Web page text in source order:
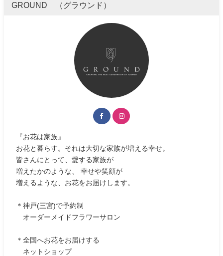
GROUND （グラウンド）
『お花は家族』
お花と暮らす。それは大切な家族が増える幸せ。
皆さんにとって、愛する家族が
増えたかのような、 幸せや笑顔が
増えるような、お花をお届けします。
＊神戸(三宮)で予約制
オーダーメイドフラワーサロン
＊全国へお花をお届けする
ネットショップ